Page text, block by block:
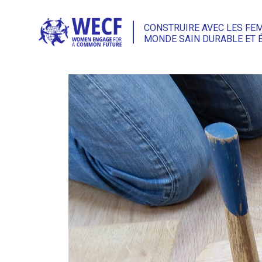
CONSTRUIRE AVEC LES
MONDE SAIN DURABLE ET